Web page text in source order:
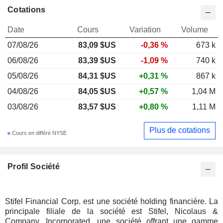
Profil Société
Stifel Financial Corp. est une société holding financière. La
principale filiale de la société est Stifel, Nicolaus &
Company, Incorporated, une société offrant une gamme
Cotations
Date Cours Variation
Volume
07/08/26
83,09 $US -0,36 %
673 k
06/08/26
83,39 $US -1,09 %
740 k
05/08/26
84,31 $US +0,31 %
867 k
04/08/26
84,05 $US +0,57 %
1,04 M
03/08/26
83,57 $US +0,80 % 1,11 M
Cours en différé NYSE Plus de cotations